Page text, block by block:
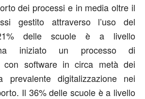
dei processi e in media oltre il
gestito attraverso l’uso del
delle scuole è a livello
ha iniziato un processo di
con software in circa metà dei
prevalente digitalizzazione nei
Il 36% delle scuole è a livello